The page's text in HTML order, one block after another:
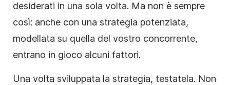
desiderati in una sola volta. Ma non è sempre
così: anche con una strategia potenziata,
modellata su quella del vostro concorrente,
entrano in gioco alcuni fattori.
Una volta sviluppata la strategia, testatela. Non